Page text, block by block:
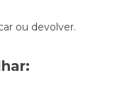
ou devolver.